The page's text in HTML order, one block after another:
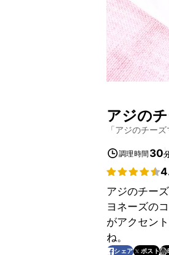
アジの
「アジのチーズ
調理時間 30
アジのチー
ヨネーズの
がアクセン
ね。
シェア ポスト